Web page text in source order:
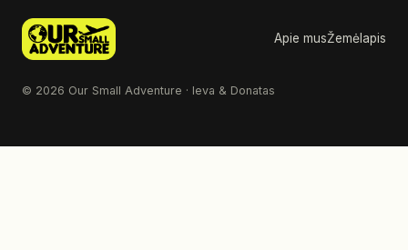
Apie musŽemėlapis
© 2026 Our Small Adventure · Ieva & Donatas